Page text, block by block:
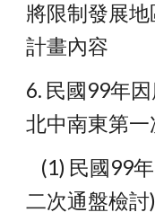
將限制發展
計畫內容
6. 民國99年
北中南東第
二次通盤檢討)